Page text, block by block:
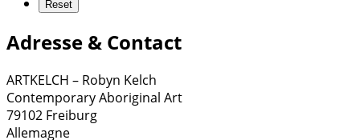
Adresse & Contact
ARTKELCH – Robyn Kelch
Contemporary Aboriginal Art
79102 Freiburg
Allemagne